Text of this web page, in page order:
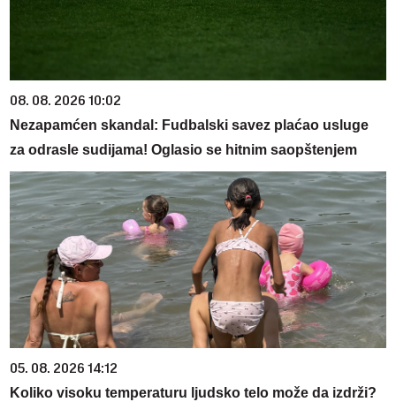
08. 08. 2026 10:02
Nezapamćen skandal: Fudbalski savez plaćao usluge
za odrasle sudijama! Oglasio se hitnim saopštenjem
05. 08. 2026 14:12
Koliko visoku temperaturu ljudsko telo može da izdrži?